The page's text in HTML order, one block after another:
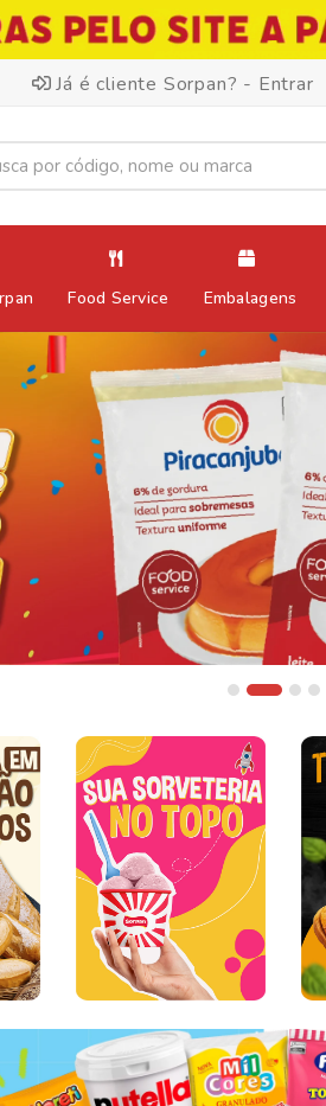
Já é cliente Sorpan? - Entrar
Food Service Embalagens